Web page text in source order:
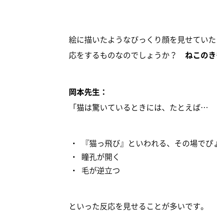
絵に描いたようなびっくり顔を見せてい
応をするものなのでしょうか？ ねこの
岡本先生：
「猫は驚いているときには、たとえば…
『猫っ飛び』といわれる、その場で
瞳孔が開く
毛が逆立つ
といった反応を見せることが多いです。